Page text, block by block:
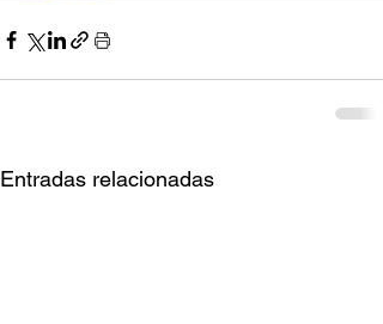
Entradas relacionadas